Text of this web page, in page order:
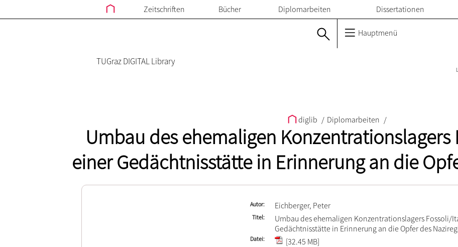
Zeitschriften Bücher Diplomarbeiten Dissertationen
Hauptmenü
TUGraz DIGITAL Library
diglib / Diplomarbeiten /
Umbau des ehemaligen
einer Gedächtnisstätte in Erinnerung an die
Autor Eichberger, Peter
Titel
Umbau des ehemaligen Konzentrationslagers Fossoli/
Gedächtnisstätte in Erinnerung an die Opfer des
Datei [32.45 MB]